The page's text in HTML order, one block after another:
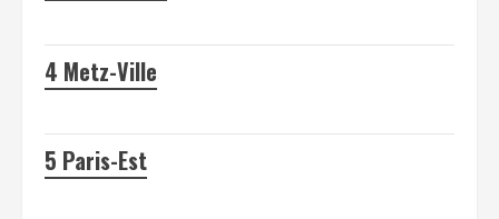
4 Metz-Ville
5 Paris-Est